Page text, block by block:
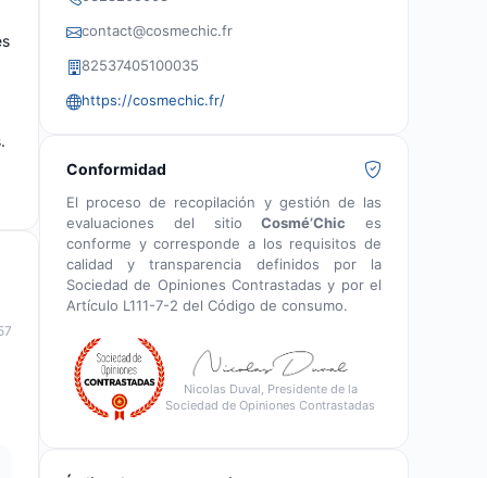
contact@cosmechic.fr
82537405100035
https://cosmechic.fr/
Conformidad
El proceso de recopilación y gestión de las
evaluaciones del sitioCosmé’Chic es
conforme y corresponde a los requisitos de
calidad y transparencia definidos por la
Sociedad de Opiniones Contrastadas y por el
Artículo L111-7-2 del Código de consumo.
Nicolas Duval, Presidente de la
Sociedad de Opiniones Contrastadas